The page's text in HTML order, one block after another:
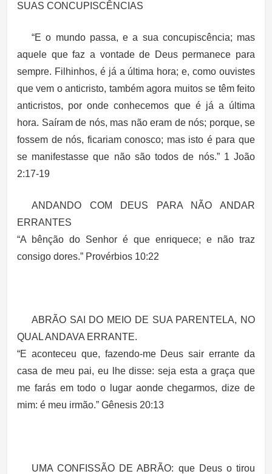
SUAS CONCUPISCÊNCIAS
“E o mundo passa, e a sua concupiscência; mas
aquele que faz a vontade de Deus permanece para
sempre. Filhinhos, é já a última hora; e, como ouvistes
que vem o anticristo, também agora muitos se têm feito
anticristos, por onde conhecemos que é já a última
hora. Saíram de nós, mas não eram de nós; porque, se
fossem de nós, ficariam conosco; mas isto é para que
se manifestasse que não são todos de nós.” 1 João
2:17-19
ANDANDO COM DEUS PARA NÃO ANDAR
ERRANTES
“A bênção do Senhor é que enriquece; e não traz
consigo dores.” Provérbios 10:22
ABRÃO SAI DO MEIO DE SUA PARENTELA, NO
QUAL ANDAVA ERRANTE.
“E aconteceu que, fazendo-me Deus sair errante da
casa de meu pai, eu lhe disse: seja esta a graça que
me farás em todo o lugar aonde chegarmos, dize de
mim: é meu irmão.” Gênesis 20:13
UMA CONFISSÃO DE ABRÃO: que Deus o tirou